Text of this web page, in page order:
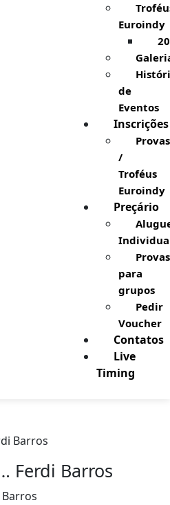
Euroindy
de
Eventos
Inscrições
Provas
/
Troféus
Euroindy
Preçário
Provas
para
grupos
Pedir
Voucher
Contatos
Live
Timing
Barros
Ferdi Barros